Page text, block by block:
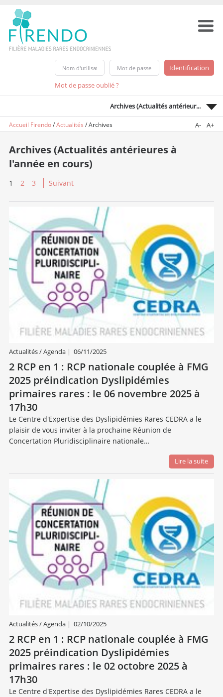
Mot de passe oublié ?
Archives (Actualités antérieur...
Accueil Firendo/Actualités /Archives A- A+
Archives (Actualités antérieures à
l'année en cours)
1 2 3 Suivant
Actualités / Agenda| 06/11/2025
2 RCP en 1 : RCP nationale couplée à FMG
2025 préindication Dyslipidémies
primaires rares : le 06 novembre 2025 à
17h30
Le Centre d'Expertise des Dyslipidémies Rares CEDRA a le
plaisir de vous inviter à la prochaine Réunion de
Concertation Pluridisciplinaire nationale…
Lire la suite
Actualités / Agenda| 02/10/2025
2 RCP en 1 : RCP nationale couplée à FMG
2025 préindication Dyslipidémies
primaires rares : le 02 octobre 2025 à
17h30
Le Centre d'Expertise des Dyslipidémies Rares CEDRA a le